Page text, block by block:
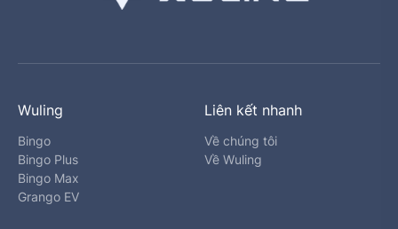
Wuling
Bingo
Bingo Plus
Bingo Max
Grango EV
Liên kết nhanh
Về chúng tôi
Về Wuling